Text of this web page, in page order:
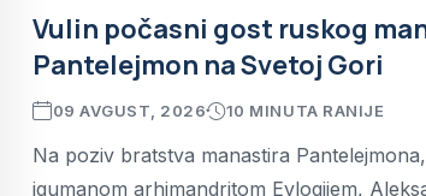
Vulin počasni gost ruskog
Pantelejmon na Svetoj Gori
09 AVGUST, 2026 10 MINUTA RANIJE
Na poziv bratstva manastira
igumanom arhimandritom Evlogijem,